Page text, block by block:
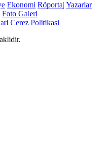
Ekonomi Röportaj Yazarlar
Foto Galeri
Cerez Politikasi